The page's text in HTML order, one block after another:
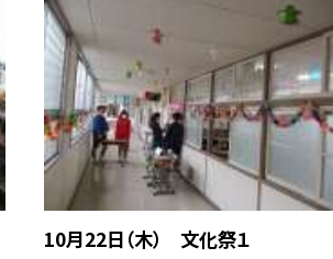
10月22日（木） 文化祭１